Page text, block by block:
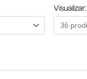
Visualizar: